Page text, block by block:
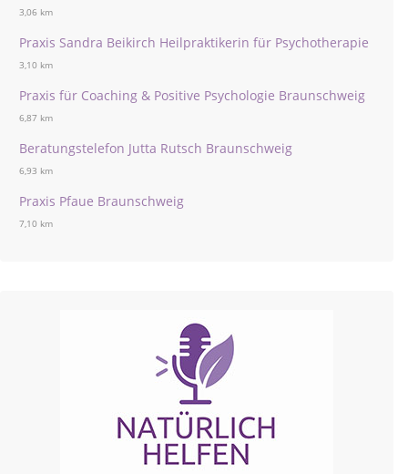
3,06 km
Praxis Sandra Beikirch Heilpraktikerin für Psychotherapie
3,10 km
Praxis für Coaching & Positive Psychologie Braunschweig
6,87 km
Beratungstelefon Jutta Rutsch Braunschweig
6,93 km
Praxis Pfaue Braunschweig
7,10 km